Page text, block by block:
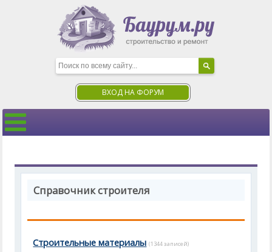
ВХОД НА ФОРУМ
Справочник строителя
Строительные материалы (1344 записей)